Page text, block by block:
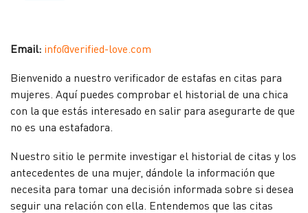
verificados
Contacto
Noticias
Email: info@verified-love.com
Bienvenido a nuestro verificador de estafas en citas para
mujeres. Aquí puedes comprobar el historial de una chica
con la que estás interesado en salir para asegurarte de que
no es una estafadora.
Nuestro sitio le permite investigar el historial de citas y los
antecedentes de una mujer, dándole la información que
necesita para tomar una decisión informada sobre si desea
seguir una relación con ella. Entendemos que las citas